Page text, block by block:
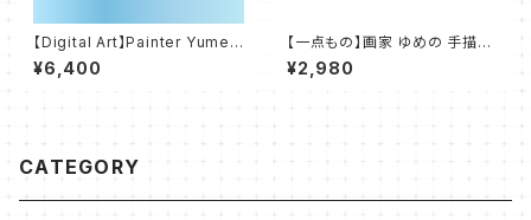
【Digital Art】Painter Yumen
o Works - Colletion of Blu
e - きみがいた夏 the summer
¥6,400
【一点もの】画家 ゆめの 手描き
アートノート『陽だまりの花たち』
¥2,980
CATEGORY